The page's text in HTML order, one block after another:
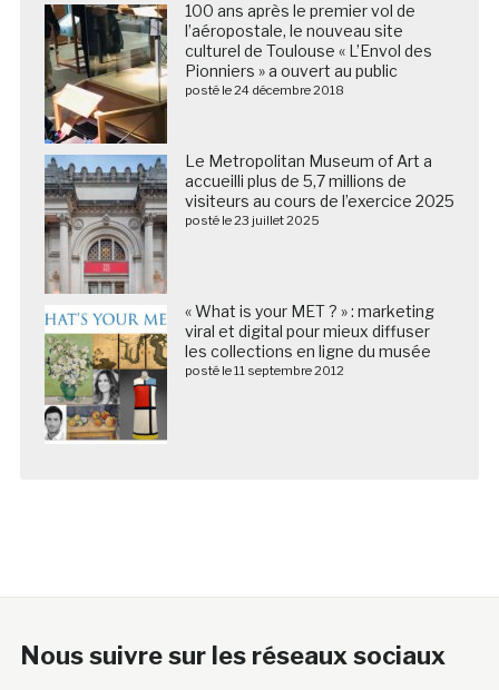
100 ans après le premier vol de
l’aéropostale, le nouveau site
culturel de Toulouse « L’Envol des
Pionniers » a ouvert au public
posté le 24 décembre 2018
Le Metropolitan Museum of Art a
accueilli plus de 5,7 millions de
visiteurs au cours de l’exercice 2025
posté le 23 juillet 2025
« What is your MET ? » : marketing
viral et digital pour mieux diffuser
les collections en ligne du musée
posté le 11 septembre 2012
Nous suivre sur les réseaux sociaux